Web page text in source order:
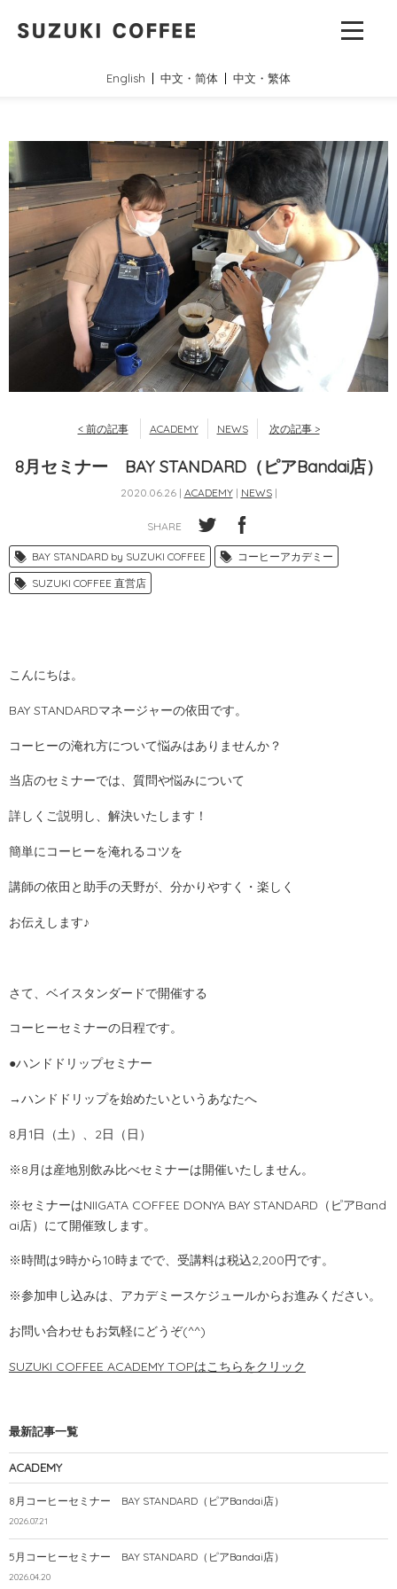
English 中文・简体 中文・繁体
< 前の記事 ACADEMY NEWS 次の記事 >
8月セミナー BAY STANDARD（ピアBandai店）
2020.06.26 | ACADEMY| NEWS|
SHARE
BAY STANDARD by SUZUKI COFFEE
コーヒーアカデミー
SUZUKI COFFEE 直営店
こんにちは。
BAY STANDARDマネージャーの依田です。
コーヒーの淹れ方について悩みはありませんか？
当店のセミナーでは、質問や悩みについて
詳しくご説明し、解決いたします！
簡単にコーヒーを淹れるコツを
講師の依田と助手の天野が、分かりやすく・楽しく
お伝えします♪
さて、ベイスタンダードで開催する
コーヒーセミナーの日程です。
●ハンドドリップセミナー
→ハンドドリップを始めたいというあなたへ
8月1日（土）、2日（日）
※8月は産地別飲み比べセミナーは開催いたしません。
※セミナーはNIIGATA COFFEE DONYA BAY STANDARD（ピアBand
ai店）にて開催致します。
※時間は9時から10時までで、受講料は税込2,200円です。
※参加申し込みは、アカデミースケジュールからお進みください。
お問い合わせもお気軽にどうぞ(^^)
SUZUKI COFFEE ACADEMY TOPはこちらをクリック
最新記事一覧
ACADEMY
8月コーヒーセミナー BAY STANDARD（ピアBandai店）
2026.07.21
5月コーヒーセミナー BAY STANDARD（ピアBandai店）
2026.04.20